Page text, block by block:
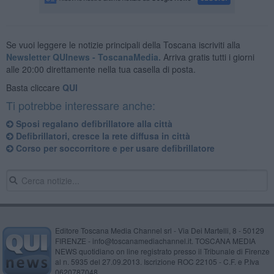
Se vuoi leggere le notizie principali della Toscana iscriviti alla
Newsletter QUInews - ToscanaMedia. Arriva gratis tutti i giorni
alle 20:00 direttamente nella tua casella di posta.
Basta cliccare QUI
Ti potrebbe interessare anche:
Sposi regalano defibrillatore alla città
Defibrillatori, cresce la rete diffusa in città
Corso per soccorritore e per usare defibrillatore
Editore Toscana Media Channel srl - Via Dei Martelli, 8 - 50129
FIRENZE - info@toscanamediachannel.it. TOSCANA MEDIA
NEWS quotidiano on line registrato presso il Tribunale di Firenze
al n. 5935 del 27.09.2013. Iscrizione ROC 22105 - C.F. e P.Iva
0620787048